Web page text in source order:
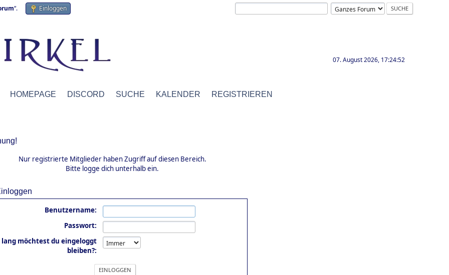
“. Einloggen
07. August 2026, 17:24:52
HOMEPAGE DISCORD SUCHE KALENDER REGISTRIEREN
Nur registrierte Mitglieder haben Zugriff auf diesen Bereich.
Bitte logge dich unterhalb ein.
Benutzername:
Passwort:
lang möchtest du eingeloggt
bleiben?: